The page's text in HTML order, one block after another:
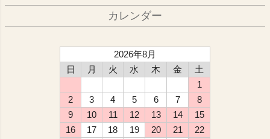
カレンダー
2026年8月
日
月 火 水 木 金
土
1
2
3 4 5 6 7
8
9
10 11 12 13 14
15
16
17 18 19 20 21
22